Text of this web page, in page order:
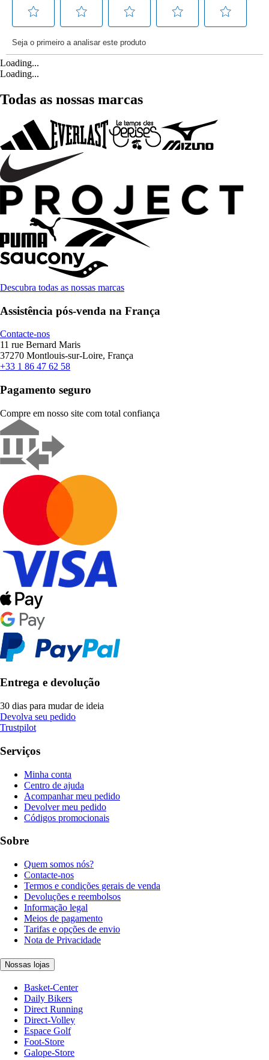
Loading...
Loading...
Todas as nossas marcas
Descubra todas as nossas marcas
Assistência pós-venda na França
Contacte-nos
11 rue Bernard Maris
37270 Montlouis-sur-Loire, França
+33 1 86 47 62 58
Pagamento seguro
Compre em nosso site com total confiança
Entrega e devolução
30 dias para mudar de ideia
Devolva seu pedido
Trustpilot
Serviços
Minha conta
Centro de ajuda
Acompanhar meu pedido
Devolver meu pedido
Códigos promocionais
Sobre
Quem somos nós?
Contacte-nos
Termos e condições gerais de venda
Devoluções e reembolsos
Informação legal
Meios de pagamento
Tarifas e opções de envio
Nota de Privacidade
Nossas lojas
Basket-Center
Daily Bikers
Direct Running
Direct-Volley
Espace Golf
Foot-Store
Galope-Store